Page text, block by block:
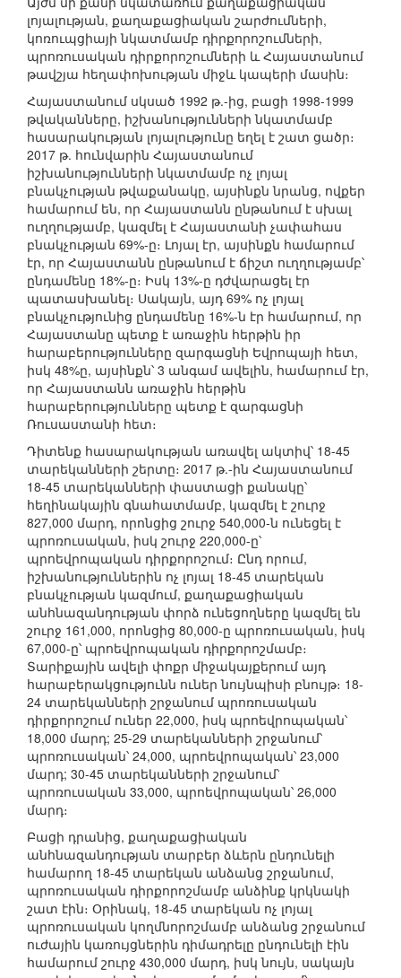
լոյալության, քաղաքացիական շարժումների,
կոռուպցիայի նկատմամբ դիրքորոշումների,
պրոռուսական դիրքորոշումների և Հայաստանում
թավշյա հեղափոխության միջև կապերի մասին։
Հայաստանում սկսած 1992 թ.-ից, բացի 1998-1999
թվականները, իշխանությունների նկատմամբ
հասարակու­թյան լոյալությունը եղել է շատ ցածր։
2017 թ. հունվարին Հայաստանում
իշխանությունների նկատմամբ ոչ լոյալ
բնակչության թվաքանակը, այսինքն նրանց, ովքեր
համարում են, որ Հայաստանն ընթանում է սխալ
ուղղությամբ, կազմել է Հայաստանի չափահաս
բնակչության 69%-ը։ Լոյալ էր, այսինքն համարում
էր, որ Հայաստանն ընթանում է ճիշտ ուղղությամբ՝
ընդամենը 18%-ը։ Իսկ 13%-ը դժվարացել էր
պատասխանել։ Սակայն, այդ 69% ոչ լոյալ
բնակչությունից ընդամենը 16%-ն էր համարում, որ
Հայաստանը պետք է առաջին հերթին իր
հարաբերությունները զարգացնի Եվրոպայի հետ,
իսկ 48%ը, այսինքն՝ 3 անգամ ավելին, համարում էր,
որ Հայաստանն առաջին հերթին
հարաբերությունները պետք է զարգացնի
Ռուսաստանի հետ։
Դիտենք հասարակության առավել ակտիվ՝ 18-45
տարեկանների շերտը։ 2017 թ.-ին Հայաստանում
18-45 տարեկանների փաստացի քանակը՝
հեղինակային գնահատմամբ, կազմել է շուրջ
827,000 մարդ, որոնցից շուրջ 540,000-ն ունեցել է
պրոռուսական, իսկ շուրջ 220,000-ը՝
պրոեվրոպական դիրքորոշում։ Ընդ որում,
իշխանություններին ոչ լոյալ 18-45 տարեկան
բնակչության կազմում, քաղաքացիական
անհնազանդության փորձ ունե­ցողները կազմել են
շուրջ 161,000, որոնցից 80,000-ը պրոռուսական, իսկ
67,000-ը՝ պրոեվրոպական դիրքորոշմամբ։
Տարիքային ավելի փոքր միջակայքերում այդ
հարաբերակցությունն ուներ նույնպիսի բնույթ։ 18-
24 տարեկանների շրջանում պրոռուսական
դիրքորոշում ուներ 22,000, իսկ պրոեվրոպական՝
18,000 մարդ; 25-29 տարեկանների շրջանում՝
պրոռուսական՝ 24,000, պրոեվրոպական՝ 23,000
մարդ; 30-45 տարեկանների շրջանում՝
պրոռուսական 33,000, պրոեվրոպական՝ 26,000
մարդ։
Բացի դրանից, քաղաքացիական
անհնազանդության տարբեր ձևերն ընդունելի
համարող 18-45 տարեկան անձանց շրջանում,
պրոռուսական դիրքորոշմամբ անձինք կրկնակի
շատ էին։ Օրինակ, 18-45 տա­րեկան ոչ լոյալ
պրոռուսական կողմնորոշմամբ անձանց շրջանում
ուժային կառույցներին դիմադրելը ընդունելի էին
համարում շուրջ 430,000 մարդ, իսկ նույն, սակայն